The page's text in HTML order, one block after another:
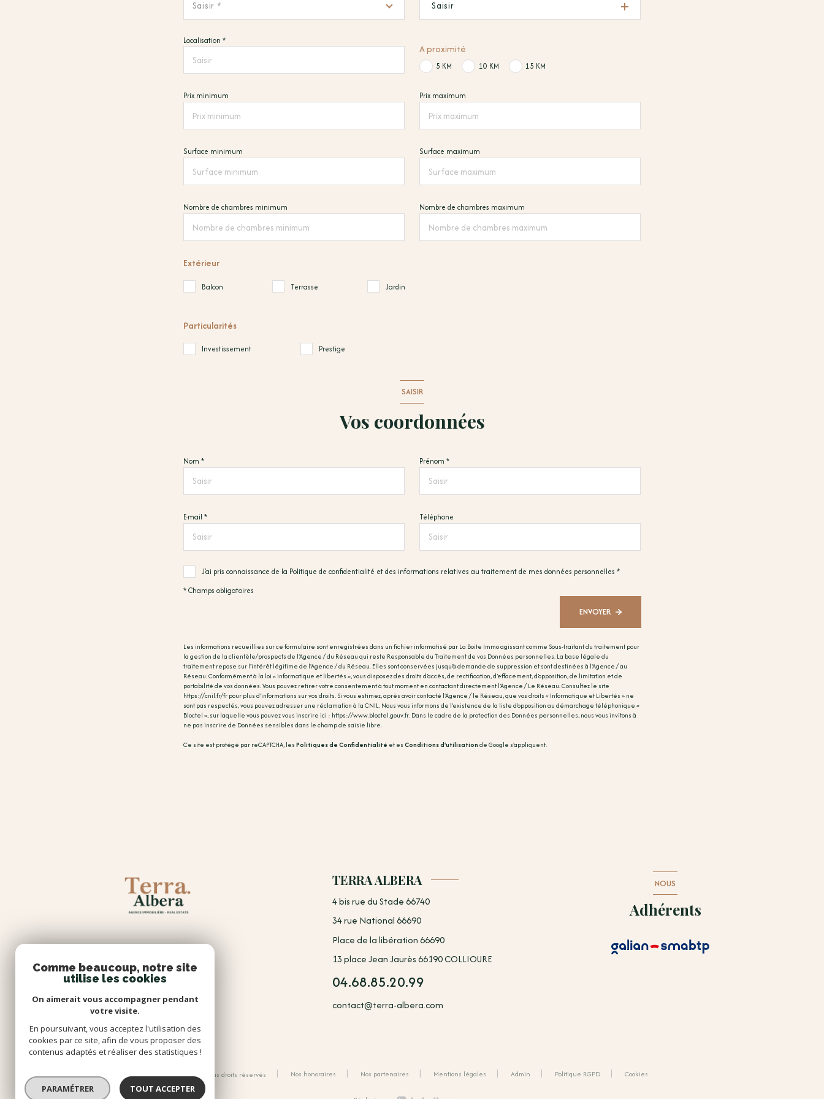
Saisir * Saisir
Localisation *
A proximité
5 KM 10 KM 15 KM
Prix minimum Prix maximum
Surface minimum Surface maximum
Nombre de chambres minimum Nombre de chambres maximum
Extérieur
Balcon Terrasse Jardin
Particularités
Investissement Prestige
SAISIR
Vos coordonnées
Nom * Prénom *
E-mail * Téléphone
J'ai pris connaissance de la Politique de confidentialité et des informations relatives au traitement de mes données personnelles *
* Champs obligatoires
ENVOYER
Les informations recueillies sur ce formulaire sont enregistrées dans un fichier informatisé par La Boite Immo agissant comme Sous-traitant du traitement pour
la gestion de la clientèle/prospects de l'Agence / du Réseau qui reste Responsable du Traitement de vos Données personnelles. La base légale du
traitement repose sur l'intérêt légitime de l'Agence / du Réseau. Elles sont conservées jusqu'à demande de suppression et sont destinées à l'Agence / au
Réseau. Conformément à la loi « informatique et libertés », vous disposez des droits d’accès, de rectification, d’effacement, d’opposition, de limitation et de
portabilité de vos données. Vous pouvez retirer votre consentement à tout moment en contactant directement l’Agence / Le Réseau. Consultez le site
https://cnil.fr/frpour plus d’informations sur vos droits. Si vous estimez, après avoir contacté l'Agence / le Réseau, que vos droits « Informatique et Libertés » ne
sont pas respectés, vous pouvez adresser une réclamation à la CNIL. Nous vous informons de l’existence de la liste d'opposition au démarchage téléphonique «
Bloctel », sur laquelle vous pouvez vous inscrire ici : https://www.bloctel.gouv.fr. Dans le cadre de la protection des Données personnelles, nous vous invitons à
ne pas inscrire de Données sensibles dans le champ de saisie libre.
Ce site est protégé par reCAPTCHA, les Politiques de Confidentialité et es Conditions d'utilisation de Google s'appliquent.
TERRA ALBERA
4 bis rue du Stade 66740
34 rue National 66690
Place de la libération 66690
13 place Jean Jaurès 66190 COLLIOURE
04.68.85.20.99
contact@terra-albera.com
NOUS
Adhérents
© 2026 | Tous droits réservés Nos honoraires Nos partenaires Mentions légales Admin Politique RGPD Cookies
Comme beaucoup, notre site
utilise les cookies
On aimerait vous accompagner pendant
votre visite.
En poursuivant, vous acceptez l'utilisation des
cookies par ce site, afin de vous proposer des
contenus adaptés et réaliser des statistiques !
PARAMÉTRER TOUT ACCEPTER